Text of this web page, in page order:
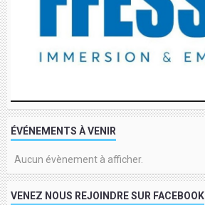
ÉVÉNEMENTS À VENIR
Aucun évènement à afficher.
VENEZ NOUS REJOINDRE SUR FACEBOOK